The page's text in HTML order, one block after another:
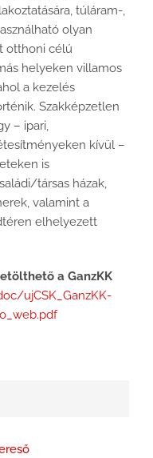
túláram-,
olyan
otthoni célú
helyeken villamos
a kezelés
Szakképzetlen
– ipari,
kívül –
is
társas házak,
valamint a
elhelyezett
a GanzKK
ujCSK_GanzKK-